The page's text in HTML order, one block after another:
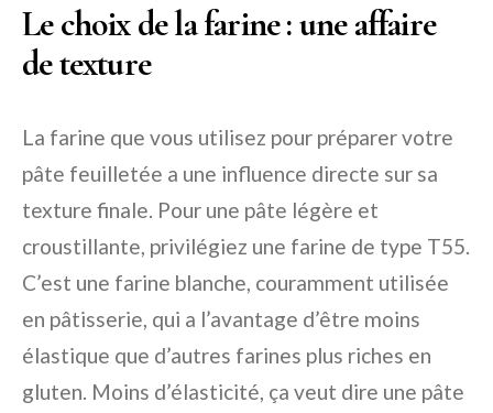
Le choix de la farine : une affaire
de texture
La farine que vous utilisez pour préparer votre
pâte feuilletée a une influence directe sur sa
texture finale. Pour une pâte légère et
croustillante, privilégiez une farine de type T55.
C’est une farine blanche, couramment utilisée
en pâtisserie, qui a l’avantage d’être moins
élastique que d’autres farines plus riches en
gluten. Moins d’élasticité, ça veut dire une pâte